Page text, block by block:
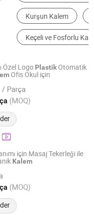
Çizim ve Boya
Özel Logo Plastik Otomatik
Ofis Okul için
/ Parça
(MOQ)
Co., Ltd.
için Masaj Tekerleği ile
Kalem
(MOQ)